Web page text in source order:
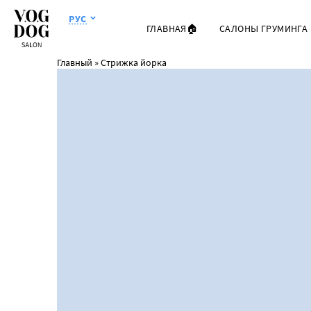
РУС
ГЛАВНАЯ🏠
САЛОНЫ ГРУМИНГА
Главный »Стрижка йорка